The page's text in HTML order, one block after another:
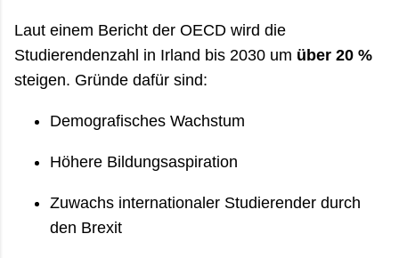
Laut einem Bericht der OECD wird die
Studierendenzahl in Irland bis 2030 um über 20 %
steigen. Gründe dafür sind:
Demografisches Wachstum
Höhere Bildungsaspiration
Zuwachs internationaler Studierender durch
den Brexit